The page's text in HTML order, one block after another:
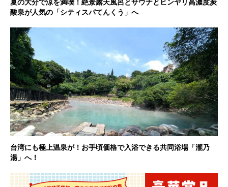
夏の大分で涼を満喫！絶景露天風呂とサウナとヒンヤリ高濃度炭
酸泉が人気の「シティスパてんくう」へ
台湾にも極上温泉が！お手頃価格で入浴できる共同浴場「瀧乃
湯」へ！